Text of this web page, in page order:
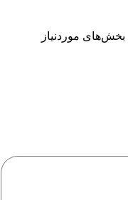
بخش‌های موردنیاز